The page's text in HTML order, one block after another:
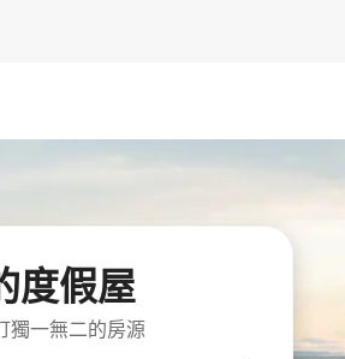
度假屋
獨一無二的房源